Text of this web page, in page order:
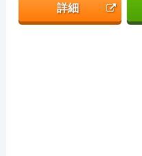
詳細